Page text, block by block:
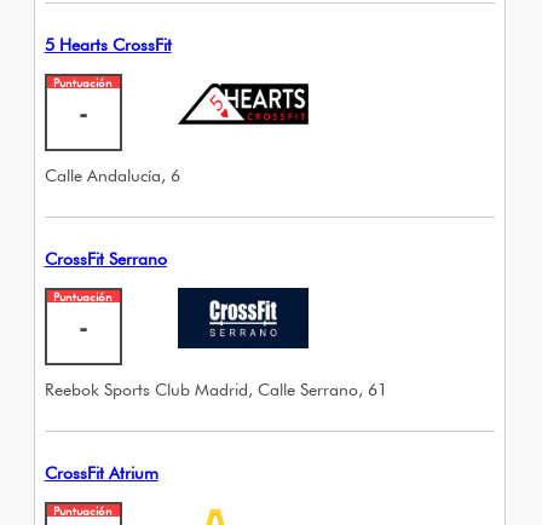
5 Hearts CrossFit
Puntuación
-
Calle Andalucía, 6
CrossFit Serrano
Puntuación
-
Reebok Sports Club Madrid, Calle Serrano, 61
CrossFit Atrium
Puntuación